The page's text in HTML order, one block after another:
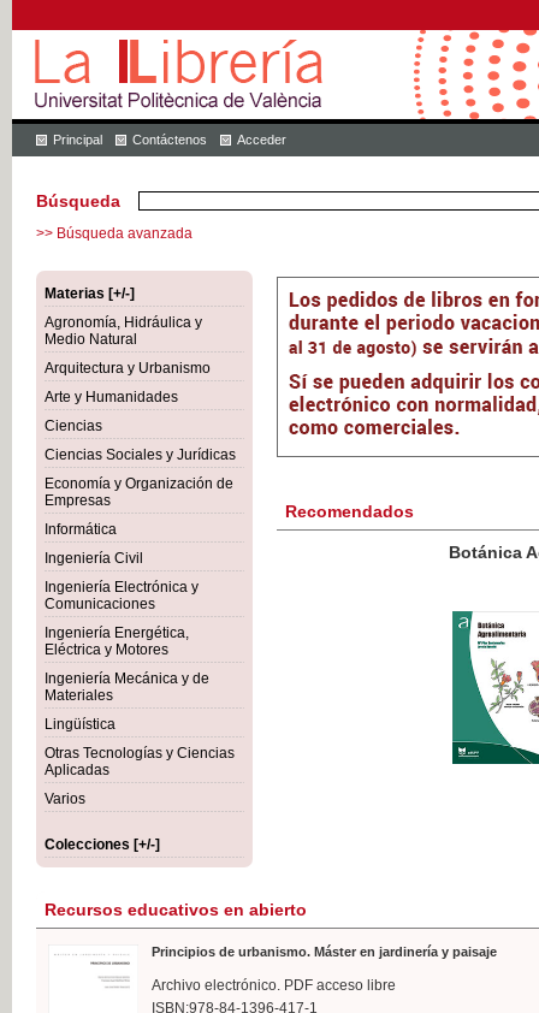
Principal Contáctenos Acceder
Búsqueda
>> Búsqueda avanzada
Materias [+/-]
Agronomía, Hidráulica y
Medio Natural
Arquitectura y Urbanismo
Arte y Humanidades
Ciencias
Ciencias Sociales y Jurídicas
Economía y Organización de
Empresas
Informática
Ingeniería Civil
Ingeniería Electrónica y
Comunicaciones
Ingeniería Energética,
Eléctrica y Motores
Ingeniería Mecánica y de
Materiales
Lingüística
Otras Tecnologías y Ciencias
Aplicadas
Varios
Colecciones [+/-]
Recomendados
Botánica Agroalimentaria
IVA
Recursos educativos en abierto
Principios de urbanismo. Máster en jardinería y paisaje
Archivo electrónico. PDF acceso libre
ISBN:978-84-1396-417-1